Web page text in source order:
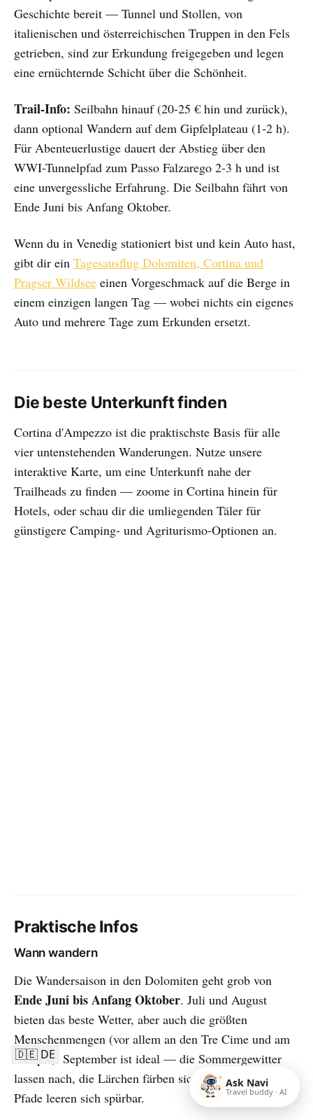
Geschichte bereit — Tunnel und Stollen, von
italienischen und österreichischen Truppen in den Fels
getrieben, sind zur Erkundung freigegeben und legen
eine ernüchternde Schicht über die Schönheit.
Trail-Info: Seilbahn hinauf (20-25 € hin und zurück),
dann optional Wandern auf dem Gipfelplateau (1-2 h).
Für Abenteuerlustige dauert der Abstieg über den
WWI-Tunnelpfad zum Passo Falzarego 2-3 h und ist
eine unvergessliche Erfahrung. Die Seilbahn fährt von
Ende Juni bis Anfang Oktober.
Wenn du in Venedig stationiert bist und kein Auto hast,
gibt dir ein Tagesausflug Dolomiten, Cortina und
Pragser Wildsee einen Vorgeschmack auf die Berge in
einem einzigen langen Tag — wobei nichts ein eigenes
Auto und mehrere Tage zum Erkunden ersetzt.
Die beste Unterkunft finden
Cortina d'Ampezzo ist die praktischste Basis für alle
vier untenstehenden Wanderungen. Nutze unsere
interaktive Karte, um eine Unterkunft nahe der
Trailheads zu finden — zoome in Cortina hinein für
Hotels, oder schau dir die umliegenden Täler für
günstigere Camping- und Agriturismo-Optionen an.
Praktische Infos
Wann wandern
Die Wandersaison in den Dolomiten geht grob von
Ende Juni bis Anfang Oktober. Juli und August
bieten das beste Wetter, aber auch die größten
Menschenmengen (vor allem an den Tre Cime und am
Sorapis). September ist ideal — die Sommergewitter
lassen nach, die Lärchen färben sich golden, und die
Pfade leeren sich spürbar.
Ask Navi
Travel buddy · AI
🇩🇪 DE